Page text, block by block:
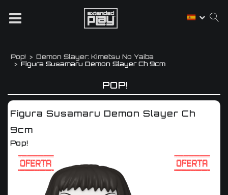
Pop!
Demon Slayer: Kimetsu No Yaiba
Figura Susamaru Demon Slayer Ch 9cm
POP!
Figura Susamaru Demon Slayer Ch
9cm
Pop!